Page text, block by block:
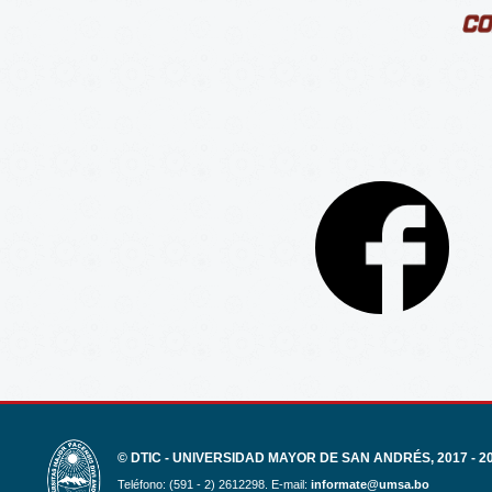
© DTIC - UNIVERSIDAD MAYOR DE SAN ANDRÉS, 2017 -
Teléfono: (591 - 2) 2612298. E-mail: informate@umsa.bo